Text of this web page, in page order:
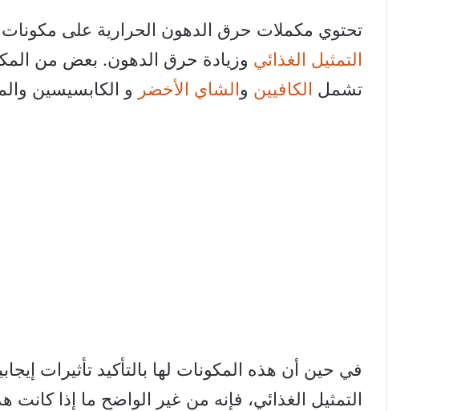
تحتوي مكملات حرق الدهون الحرارية على
التمثيل الغذائي وزيادة حرق الدهون. بعض من
تشمل الكافيين والشاي الأخضر و الكابسيسين
في حين أن هذه المكونات لها بالتأكيد تأثيرات
التمثيل الغذائي، فإنه من غير الواضح ما إذا كانت